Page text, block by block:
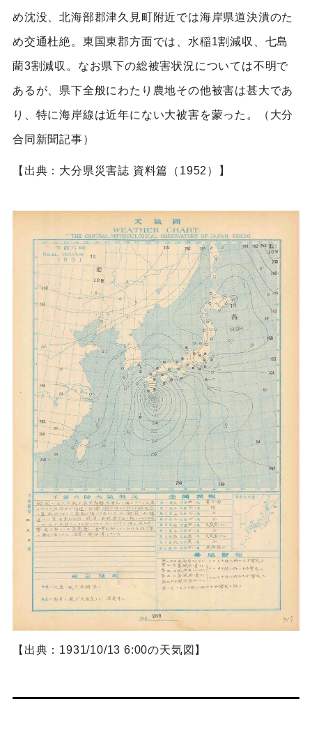
め沈没、北海部郡津久見町附近では海岸県道決潰のた
め交通杜絶。東国東郡方面では、水稲1割減収、七島
藺3割減収。なお県下の総被害状況については不明で
あるが、県下全般にわたり農地その他被害は甚大であ
り、特に海岸線は近年にない大被害を蒙った。（大分
合同新聞記事）
【出典：大分県災害誌 資料篇（1952）】
【出典：1931/10/13 6:00の天気図】